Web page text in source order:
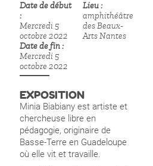
Date de début
Mercredi 5
octobre 2022
Date de fin
Mercredi 5
octobre 2022
Lieu
amphithéâtre
des Beaux-
Arts Nantes
EXPOSITION
Minia Biabiany est artiste et
chercheuse libre en
pédagogie, originaire de
Basse-Terre en Guadeloupe
où elle vit et travaille.